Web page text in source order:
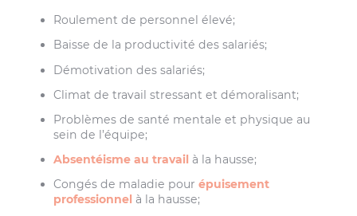
Roulement de personnel élevé;
Baisse de la productivité des salariés;
Démotivation des salariés;
Climat de travail stressant et démoralisant;
Problèmes de santé mentale et physique au
sein de l’équipe;
Absentéisme au travail à la hausse;
Congés de maladie pourépuisement
professionnel à la hausse;